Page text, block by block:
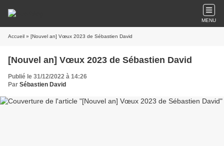
MENU
Accueil » [Nouvel an] Vœux 2023 de Sébastien David
[Nouvel an] Vœux 2023 de Sébastien David
Publié le 31/12/2022 à 14:26
Par Sébastien David